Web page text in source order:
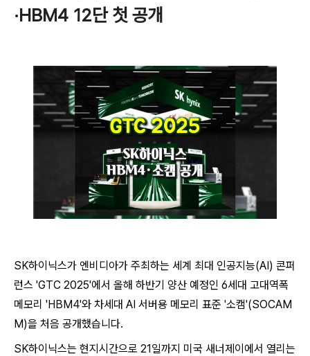
·HBM4 12단 첫 공개
SK하이닉스가 엔비디아가 주최하는 세계 최대 인공지능(AI) 콘퍼
런스 'GTC 2025'에서 올해 하반기 양산 예정인 6세대 고대역폭
메모리 'HBM4'와 차세대 AI 서버용 메모리 표준 '소캠'(SOCAM
M)을 처음 공개했습니다.
SK하이닉스는 현지시간으로 21일까지 미국 새너제이에서 열리는